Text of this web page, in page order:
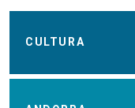
CULTURA